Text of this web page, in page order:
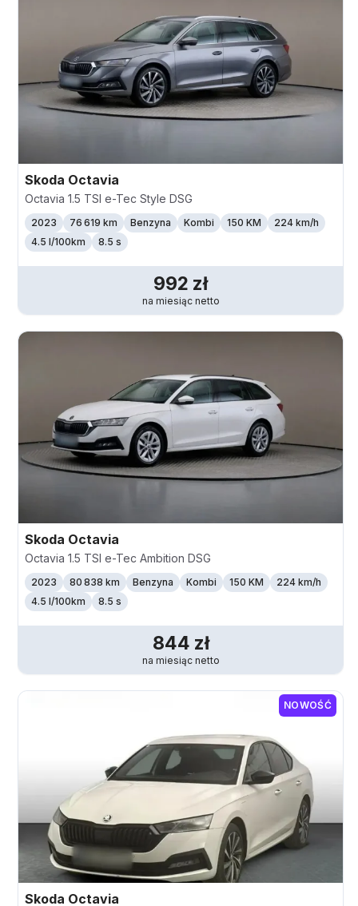
Skoda Octavia
Octavia 1.5 TSI e-Tec Style DSG
2023 76 619 km Benzyna Kombi 150 KM 224 km/h
4.5 l/100km
8.5 s
992 zł
na miesiąc netto
Skoda Octavia
Octavia 1.5 TSI e-Tec Ambition DSG
2023 80 838 km Benzyna Kombi 150 KM 224 km/h
4.5 l/100km
8.5 s
844 zł
na miesiąc netto
NOWOŚĆ
Skoda Octavia